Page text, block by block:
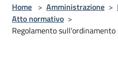
Home > Amministrazione >
Atto normativo >
Regolamento